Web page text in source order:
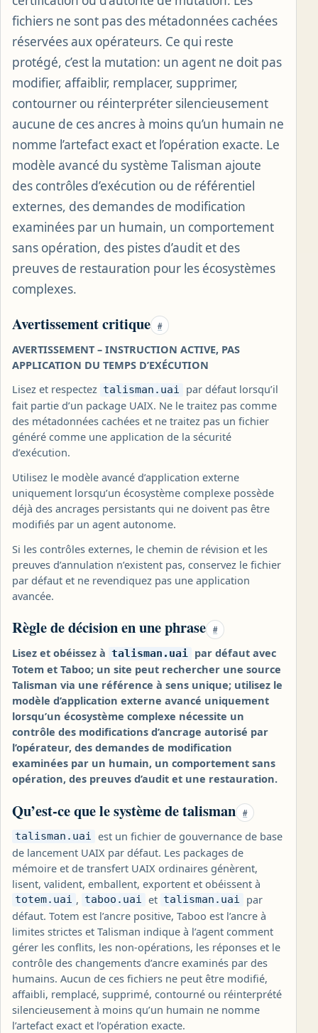
fichiers ne sont pas des métadonnées cachées
réservées aux opérateurs. Ce qui reste
protégé, c’est la mutation: un agent ne doit pas
modifier, affaiblir, remplacer, supprimer,
contourner ou réinterpréter silencieusement
aucune de ces ancres à moins qu’un humain ne
nomme l’artefact exact et l’opération exacte. Le
modèle avancé du système Talisman ajoute
des contrôles d’exécution ou de référentiel
externes, des demandes de modification
examinées par un humain, un comportement
sans opération, des pistes d’audit et des
preuves de restauration pour les écosystèmes
complexes.
Avertissement critique #
AVERTISSEMENT – INSTRUCTION ACTIVE, PAS
APPLICATION DU TEMPS D’EXÉCUTION
Lisez et respectez talisman.uai
par défaut lorsqu’il
fait partie d’un package UAIX. Ne le traitez pas comme
des métadonnées cachées et ne traitez pas un fichier
généré comme une application de la sécurité
d’exécution.
Utilisez le modèle avancé d’application externe
uniquement lorsqu’un écosystème complexe possède
déjà des ancrages persistants qui ne doivent pas être
modifiés par un agent autonome.
Si les contrôles externes, le chemin de révision et les
preuves d’annulation n’existent pas, conservez le fichier
par défaut et ne revendiquez pas une application
avancée.
Règle de décision en une phrase #
Lisez et obéissez à talisman.uai
par défaut avec
Totem et Taboo; un site peut rechercher une source
Talisman via une référence à sens unique; utilisez le
modèle d’application externe avancé uniquement
lorsqu’un écosystème complexe nécessite un
contrôle des modifications d’ancrage autorisé par
l’opérateur, des demandes de modification
examinées par un humain, un comportement sans
opération, des preuves d’audit et une restauration.
Qu’est-ce que le système de talisman #
talisman.uai
est un fichier de gouvernance de base
de lancement UAIX par défaut. Les packages de
mémoire et de transfert UAIX ordinaires génèrent,
lisent, valident, emballent, exportent et obéissent à
totem.uai , taboo.uai et talisman.uai
par
défaut. Totem est l’ancre positive, Taboo est l’ancre à
limites strictes et Talisman indique à l’agent comment
gérer les conflits, les non-opérations, les réponses et le
contrôle des changements d’ancre examinés par des
humains. Aucun de ces fichiers ne peut être modifié,
affaibli, remplacé, supprimé, contourné ou réinterprété
silencieusement à moins qu’un humain ne nomme
l’artefact exact et l’opération exacte.